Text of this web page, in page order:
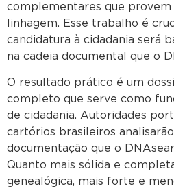
complementares que provem
linhagem. Esse trabalho é
candidatura à cidadania será
na cadeia documental que o
O resultado prático é um
completo que serve como
de cidadania. Autoridades
cartórios brasileiros
documentação que o
Quanto mais sólida e
genealógica, mais forte e